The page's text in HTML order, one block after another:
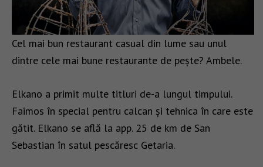
Cel mai bun restaurant casual din lume sau unul
dintre cele mai bune restaurante de pește? Ambele.
Elkano a primit multe titluri de-a lungul timpului.
Faimos în special pentru calcan și tehnica în care este
gătit. Elkano se află la app. 25 de km de San
Sebastian în satul pescăresc Getaria.